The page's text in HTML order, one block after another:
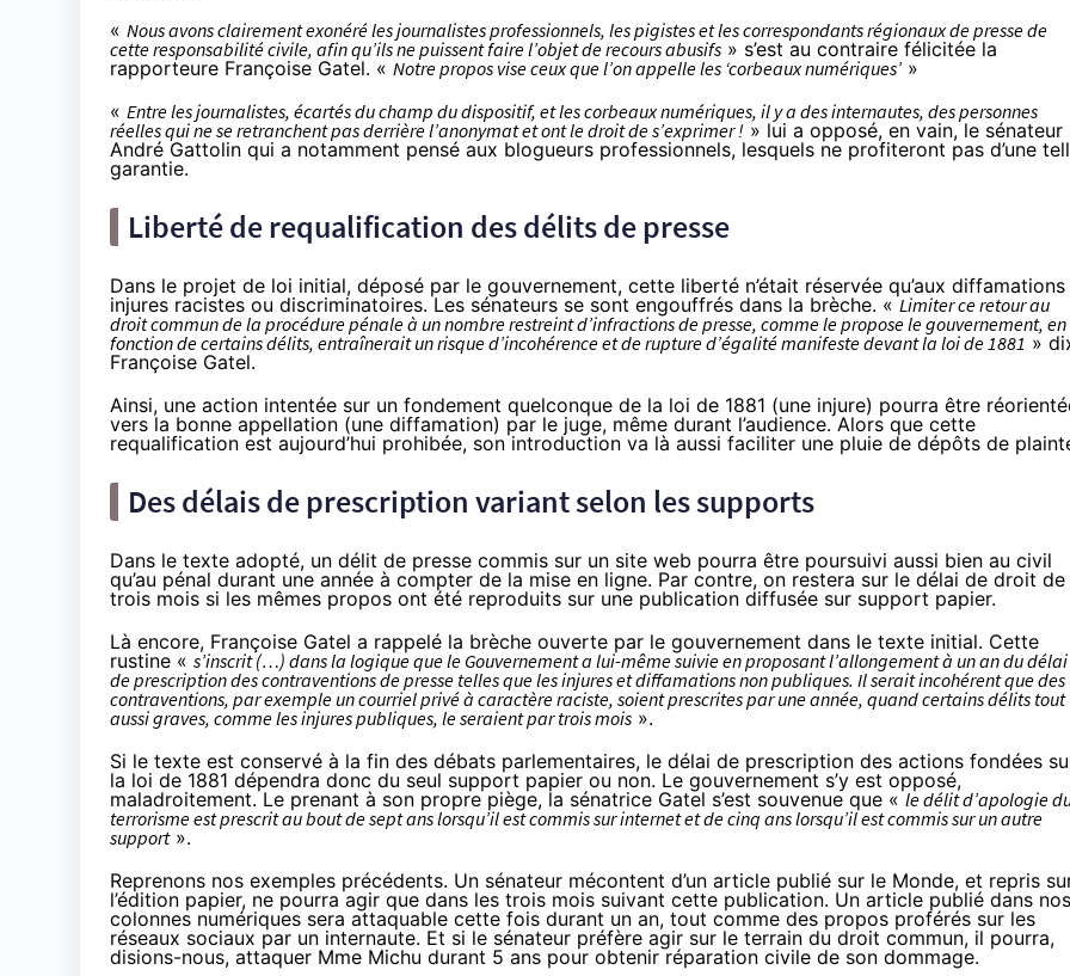
« Nous avons clairement exonéré les journalistes professionnels, les pigistes et les correspondants régionaux de presse de
cette responsabilité civile, afin qu’ils ne puissent faire l’objet de recours abusifs » s’est au contraire félicitée la
rapporteure Françoise Gatel. « Notre propos vise ceux que l’on appelle les ‘corbeaux numériques’ »
« Entre les journalistes, écartés du champ du dispositif, et les corbeaux numériques, il y a des internautes, des personnes
réelles qui ne se retranchent pas derrière l’anonymat et ont le droit de s’exprimer ! » lui a opposé, en vain, le sénateur
André Gattolin qui a notamment pensé aux blogueurs professionnels, lesquels ne profiteront pas d’une
garantie.
Liberté de requalification des délits de presse
Dans le projet de loi initial, déposé par le gouvernement, cette liberté n’était réservée qu’aux diffamations
injures racistes ou discriminatoires. Les sénateurs se sont engouffrés dans la brèche. «Limiter ce retour au
droit commun de la procédure pénale à un nombre restreint d’infractions de presse, comme le propose le gouvernement, en
fonction de certains délits, entraînerait un risque d’incohérence et de rupture d’égalité manifeste devant la loi de 1881 »
Françoise Gatel.
Ainsi, une action intentée sur un fondement quelconque de la loi de 1881 (une injure) pourra être
vers la bonne appellation (une diffamation) par le juge, même durant l’audience. Alors que cette
requalification est aujourd’hui prohibée, son introduction va là aussi faciliter une pluie de dépôts de
Des délais de prescription variant selon les supports
Dans le texte adopté, un délit de presse commis sur un site web pourra être poursuivi aussi bien au civil
qu’au pénal durant une année à compter de la mise en ligne. Par contre, on restera sur le délai de droit de
trois mois si les mêmes propos ont été reproduits sur une publication diffusée sur support papier.
Là encore, Françoise Gatel a rappelé la brèche ouverte par le gouvernement dans le texte initial. Cette
rustine « s’inscrit (…) dans la logique que le Gouvernement a lui-même suivie en proposant l’allongement à un an du délai
de prescription des contraventions de presse telles que les injures et diffamations non publiques. Il serait incohérent que des
contraventions, par exemple un courriel privé à caractère raciste, soient prescrites par une année, quand certains délits tout
aussi graves, comme les injures publiques, le seraient par trois mois ».
Si le texte est conservé à la fin des débats parlementaires, le délai de prescription des actions fondées
la loi de 1881 dépendra donc du seul support papier ou non. Le gouvernement s’y est opposé,
maladroitement. Le prenant à son propre piège, la sénatrice Gatel s’est souvenue que «le délit d’apologie
terrorisme est prescrit au bout de sept ans lorsqu’il est commis sur internet et de cinq ans lorsqu’il est commis sur un autre
support».
Reprenons nos exemples précédents. Un sénateur mécontent d’un article publié sur le Monde, et repris
l’édition papier, ne pourra agir que dans les trois mois suivant cette publication. Un article publié dans nos
colonnes numériques sera attaquable cette fois durant un an, tout comme des propos proférés sur les
réseaux sociaux par un internaute. Et si le sénateur préfère agir sur le terrain du droit commun, il pourra,
disions-nous, attaquer Mme Michu durant 5 ans pour obtenir réparation civile de son dommage.